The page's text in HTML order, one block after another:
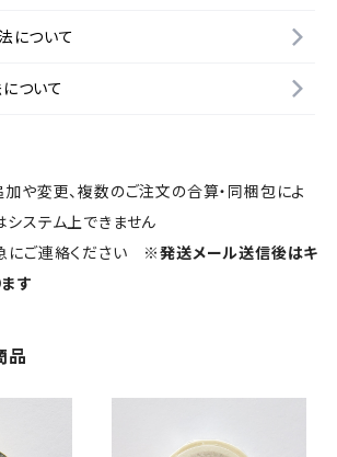
について
ついて
や変更、複数のご注文の合算・同梱包によ
ステム上できません
にご連絡ください ※発送メール送信後はキ
す
品